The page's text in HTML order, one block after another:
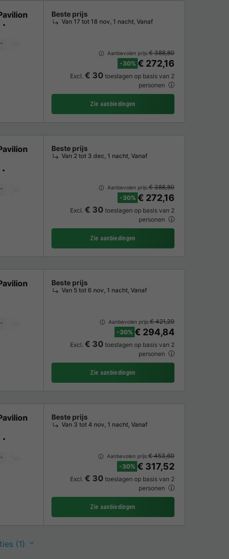
Beste prijs
Van 17 tot 18 nov, 1 nacht, Vanaf
Aanbevolen prijs:€ 388,80
-30% € 272,16
Excl. € 30 toeslagen op basis van 2
personen
Zie aanbiedingen
Koelkast Tuinmeubelen Parkeerplaats
Beste prijs
Van 2 tot 3 dec, 1 nacht, Vanaf
Aanbevolen prijs:€ 388,80
-30% € 272,16
Excl. € 30 toeslagen op basis van 2
personen
Zie aanbiedingen
Magnetron Oven Parkeerplaats
Beste prijs
Van 5 tot 6 nov, 1 nacht, Vanaf
Aanbevolen prijs:€ 421,20
-30% € 294,84
Excl. € 30 toeslagen op basis van 2
personen
Zie aanbiedingen
Koelkast Tuinmeubelen Parkeerplaats
Beste prijs
Van 3 tot 4 nov, 1 nacht, Vanaf
Aanbevolen prijs:€ 453,60
-30% € 317,52
Excl. € 30 toeslagen op basis van 2
personen
Zie aanbiedingen
(1)